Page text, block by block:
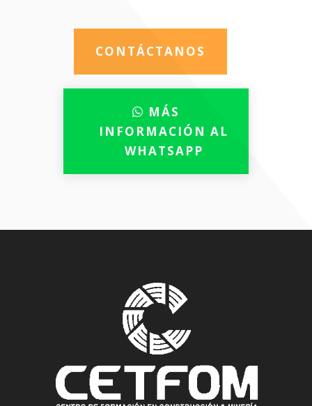
CONTÁCTANOS
MÁS
INFORMACIÓN AL
WHATSAPP